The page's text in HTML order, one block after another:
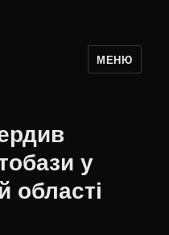
МЕНЮ
у
області